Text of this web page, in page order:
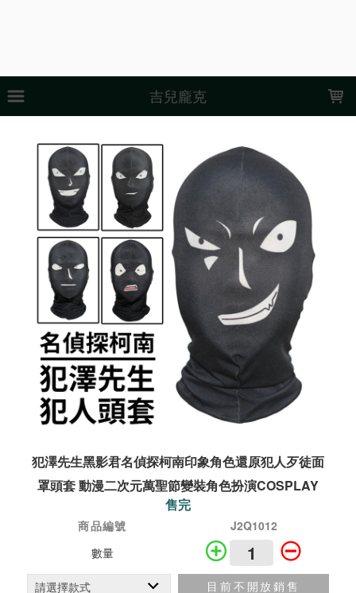
吉兒龐克
犯澤先生黑影君名偵探柯南印象角色還原犯人歹徒面
罩頭套 動漫二次元萬聖節變裝角色扮演COSPLAY
售完
商品編號
J2Q1012
數量
目前不開放銷售